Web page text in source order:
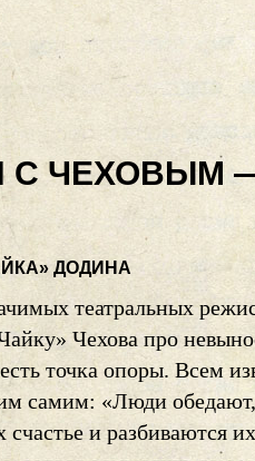
С ЧЕХОВЫМ
ДОДИНА
театральных
Чехова про
точка опоры. Всем
самим: «Люди
счастье и разбиваются